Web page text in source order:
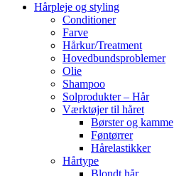
Hårpleje og styling
Conditioner
Farve
Hårkur/Treatment
Hovedbundsproblemer
Olie
Shampoo
Solprodukter – Hår
Værktøjer til håret
Børster og kamme
Føntørrer
Hårelastikker
Hårtype
Blondt hår